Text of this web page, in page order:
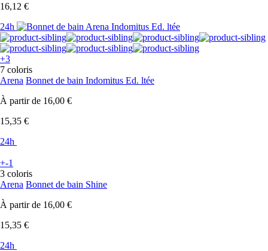
16,12 €
24h
+3
7 coloris
Arena Bonnet de bain Indomitus Ed. ltée
À partir de 16,00 €
15,35 €
24h
+-1
3 coloris
Arena Bonnet de bain Shine
À partir de 16,00 €
15,35 €
24h